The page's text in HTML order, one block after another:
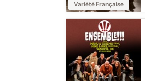
Variété Française